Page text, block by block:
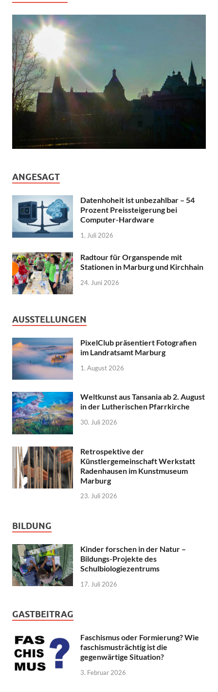
ANGESAGT
Datenhoheit ist unbezahlbar – 54
Prozent Preissteigerung bei
Computer-Hardware
1. Juli 2026
Radtour für Organspende mit
Stationen in Marburg und Kirchhain
24. Juni 2026
AUSSTELLUNGEN
PixelClub präsentiert Fotografien
im Landratsamt Marburg
1. August 2026
Weltkunst aus Tansania ab 2. August
in der Lutherischen Pfarrkirche
30. Juli 2026
Retrospektive der
Künstlergemeinschaft Werkstatt
Radenhausen im Kunstmuseum
Marburg
23. Juli 2026
BILDUNG
Kinder forschen in der Natur –
Bildungs-Projekte des
Schulbiologiezentrums
17. Juli 2026
GASTBEITRAG
Faschismus oder Formierung? Wie
faschismusträchtig ist die
gegenwärtige Situation?
3. Februar 2026